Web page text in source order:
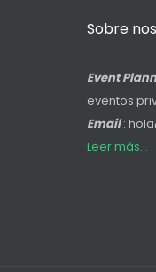
Sobre
Event
eventos
Email:
Leer más...